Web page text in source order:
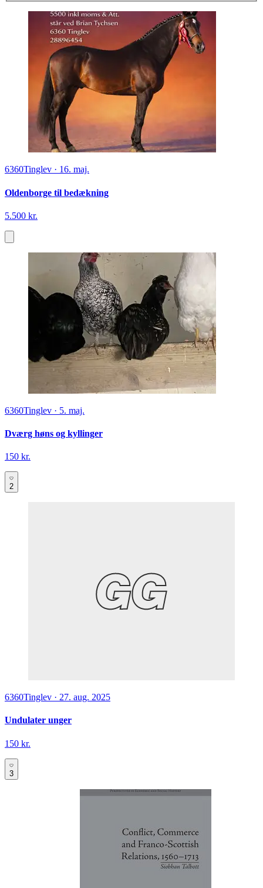
6360Tinglev · 16. maj.
Oldenborge til bedækning
5.500 kr.
6360Tinglev · 5. maj.
Dværg høns og kyllinger
150 kr.
2
6360Tinglev · 27. aug. 2025
Undulater unger
150 kr.
3